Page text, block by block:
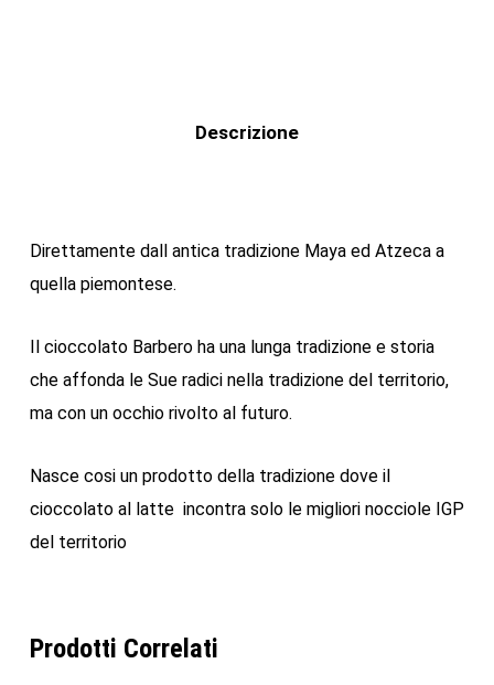
Descrizione
Direttamente dall antica tradizione Maya ed Atzeca a
quella piemontese.
Il cioccolato Barbero ha una lunga tradizione e storia
che affonda le Sue radici nella tradizione del territorio,
ma con un occhio rivolto al futuro.
Nasce cosi un prodotto della tradizione dove il
cioccolato al latte incontra solo le migliori nocciole IGP
del territorio
Prodotti Correlati